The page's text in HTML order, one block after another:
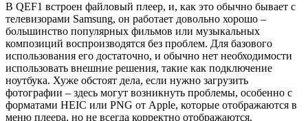
В QEF1 встроен файловый плеер, и, как это обычно бывает с
телевизорами Samsung, он работает довольно хорошо –
большинство популярных фильмов или музыкальных
композиций воспроизводятся без проблем. Для базового
использования его достаточно, и обычно нет необходимости
использовать внешние решения, такие как подключение
ноутбука. Хуже обстоят дела, если нужно загрузить
фотографии – здесь могут возникнуть проблемы, особенно с
форматами HEIC или PNG от Apple, которые отображаются в
меню плеера, но не всегда корректно отображаются.